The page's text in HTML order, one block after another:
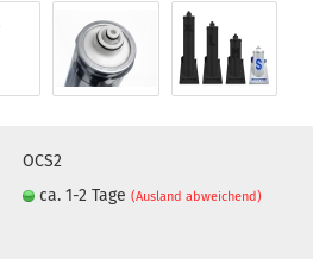
OCS2
ca. 1-2 Tage(Ausland abweichend)